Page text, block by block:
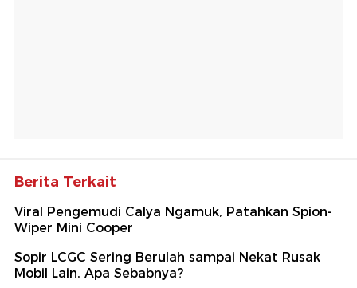
Berita Terkait
Viral Pengemudi Calya Ngamuk, Patahkan Spion-
Wiper Mini Cooper
Sopir LCGC Sering Berulah sampai Nekat Rusak
Mobil Lain, Apa Sebabnya?